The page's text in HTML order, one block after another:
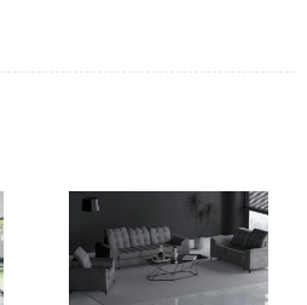
leidžiančią lengvai
miegamą vietą. Integruota
vietos daiktams laikyti ir